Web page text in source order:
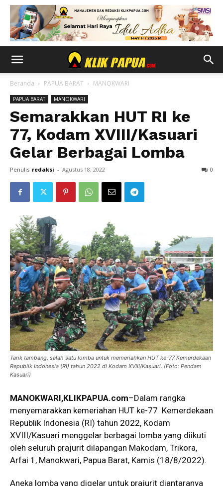
Beranda PAPUA BARAT MANOKWARI
PAPUA BARAT MANOKWARI
Semarakkan HUT RI ke
77, Kodam XVIII/Kasuari
Gelar Berbagai Lomba
Penulis redaksi - Agustus 18, 2022 0
Tarik tambang, salah satu lomba untuk memeriahkan HUT ke-77 Kemerdekaan
Republik Indonesia (RI) tahun 2022 di Kodam XVIII/Kasuari. (Foto: Pendam
Kasuari)
MANOKWARI,KLIKPAPUA.com–Dalam rangka
menyemarakkan kemeriahan HUT ke-77 Kemerdekaan
Republik Indonesia (RI) tahun 2022, Kodam
XVIII/Kasuari menggelar berbagai lomba yang diikuti
oleh seluruh prajurit dilapangan Makodam, Trikora,
Arfai 1, Manokwari, Papua Barat, Kamis (18/8/2022).
Aneka lomba yang digelar untuk prajurit diantaranya